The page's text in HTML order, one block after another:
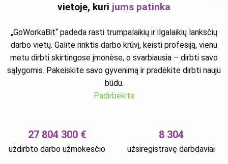
vietoje, kuri jums patinka
„GoWorkaBit“ padeda rasti trumpalaikių ir ilgalaikių lanksčių
darbo vietų. Galite rinktis darbo krūvį, keisti profesiją, vienu
metu dirbti skirtingose įmonėse, o svarbiausia – dirbti savo
sąlygomis. Pakeiskite savo gyvenimą ir pradėkite dirbti nauju
būdu.
Padirbėkite
27 804 300 €
uždirbto darbo užmokesčio
8 304
užsiregistravę darbdaviai